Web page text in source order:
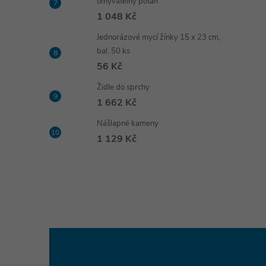
1 048 Kč
Jednorázové mycí žínky 15 x 23 cm,
bal. 50 ks
56 Kč
Židle do sprchy
1 662 Kč
Nášlapné kameny
1 129 Kč